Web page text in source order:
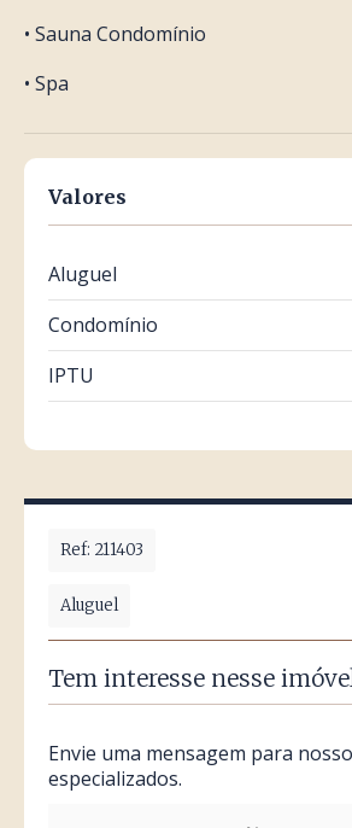
• Sauna Condomínio
• Spa
Valores
Aluguel
Condomínio
IPTU
Ref: 211403
Aluguel
Tem interesse nesse
Envie uma mensagem para
especializados.